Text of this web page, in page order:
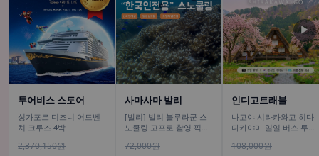
투어비스 스토어
싱가포르 디즈니 어드벤
처 크루즈 4박
2,370,150원
사마사마 발리
[발리] 발리 블루라군 스
노쿨링 고프로 촬영 픽업
체험 산호 열대어
72,000원
인디고트래블
나고야 시라카와고 히다
다카야마 일일 버스 투어
108,000원
▶